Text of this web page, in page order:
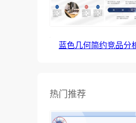
蓝色几何简约竞品分
热门推荐